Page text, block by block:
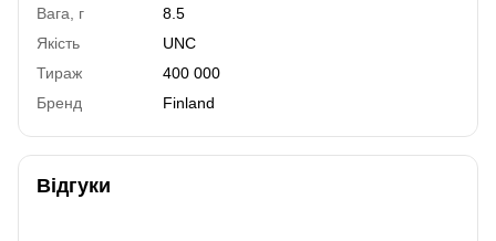
Вага, г
8.5
Якість
UNC
Тираж
400 000
Бренд
Finland
Відгуки